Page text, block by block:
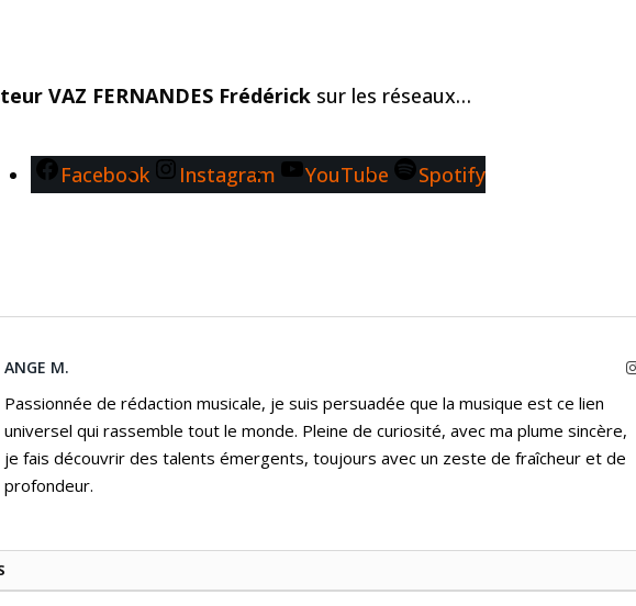
VAZ FERNANDES Frédérick sur les réseaux…
Facebook Instagram YouTube Spotify
ANGE M.
Passionnée de rédaction musicale, je suis persuadée que la musique est ce lien
universel qui rassemble tout le monde. Pleine de curiosité, avec ma plume sincère,
je fais découvrir des talents émergents, toujours avec un zeste de fraîcheur et de
profondeur.